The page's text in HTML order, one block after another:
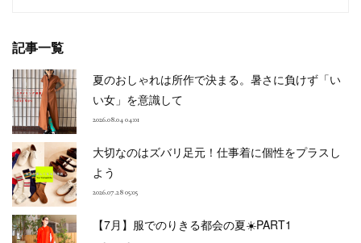
記事一覧
夏のおしゃれは所作で決まる。暑さに負けず「い
い女」を意識して
2026.08.04 04:01
大切なのはズバリ足元！仕事着に個性をプラスし
よう
2026.07.28 05:05
【7月】服でのりきる都会の夏☀️PART1